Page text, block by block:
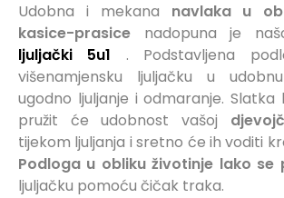
Udobna i mekana navlaka u
kasice-prasice nadopuna je
ljuljački 5u1 . Podstavljena
višenamjensku ljuljačku u
ugodno ljuljanje i odmaranje. Slatka
pružit će udobnost vašoj
tijekom ljuljanja i sretno će ih voditi
Podloga u obliku životinje lako se
ljuljačku pomoću čičak traka.